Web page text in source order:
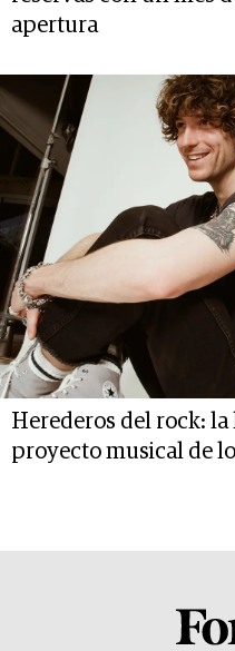
apertura
Herederos del rock:
proyecto musical de